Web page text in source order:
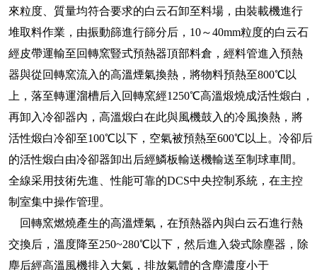
來粒度、質量均符合要求的白云石卸至料場，由裝載機進行
堆取料作業，由振動篩進行篩分后，10～40mm粒度的白云石
經皮帶運輸至回轉窯豎式預熱器頂部料倉，經料管進入預熱
器與從回轉窯流入的高溫煙氣換熱，將物料預熱至800℃以
上，落至轉運溜槽后入回轉窯經1250℃高溫煅燒成活性煅白，
再卸入冷卻器內，高溫煅白在此與風機鼓入的冷風換熱，將
活性煅白冷卻至100℃以下，空氣被預熱至600℃以上。冷卻后
的活性煅白由冷卻器卸出后經鱗板輸送機輸送至制球車間。
全線采用技術先進、性能可靠的DCS中央控制系統，在主控
制室集中操作管理。
回轉窯燃燒產生的高溫煙氣，在預熱器內與白云石進行熱
交換后，溫度降至250~280℃以下，然后進入袋式除塵器，除
塵后經高溫風機排入大氣，排放氣體的含塵濃度小于